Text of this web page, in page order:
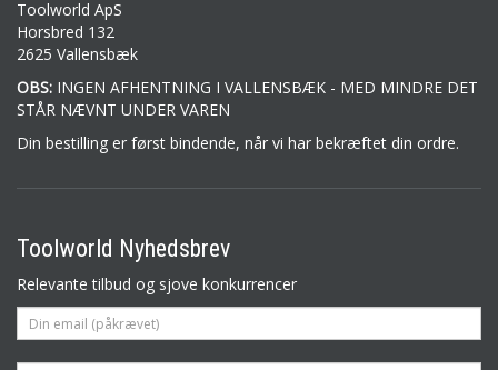
Toolworld ApS
Horsbred 132
2625 Vallensbæk
OBS: INGEN AFHENTNING I VALLENSBÆK - MED MINDRE DET
STÅR NÆVNT UNDER VAREN
Din bestilling er først bindende, når vi har bekræftet din ordre.
Toolworld Nyhedsbrev
Relevante tilbud og sjove konkurrencer